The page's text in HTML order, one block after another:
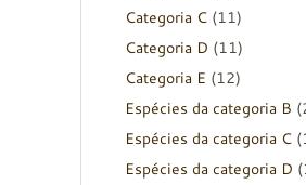
Categoria C(11)
Categoria D (11)
Categoria E (12)
Espécies da categoria B
Espécies da categoria C
Espécies da categoria D